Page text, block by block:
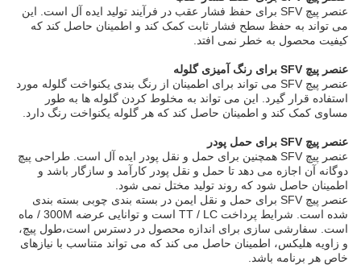
عنصر پیچ SFV برای حفظ فشار عقب در فرآیند تولید ایده آل است. این
می تواند به حفظ سطح فشار ثابت کمک کند و اطمینان حاصل کند که
کیفیت محصول به خطر نمی افتد.
عنصر پیچ SFV برای رنگ آمیزی گلوله
عنصر پیچ SFV می تواند برای اطمینان از رنگ بندی یکنواخت گلوله مورد
استفاده قرار گیرد. این می تواند به مخلوط کردن گلوله ها به طور
مساوی کمک کند و اطمینان حاصل کند که هر گلوله یکنواخت رنگ دارد.
عنصر پیچ SFV برای حمل پودر
عنصر پیچ SFV همچنین برای حمل و نقل پودر ایده آل است. طراحی پیچ
دوگانه آن اجازه می دهد تا حمل و نقل پودر کارآمد و سازگار باشد و
اطمینان حاصل شود که روند تولید مختل نمی شود.
عنصر پیچ SFV برای حمل و نقل ایمن در بسته بندی چوبی بسته بندی
شده است. شرایط پرداخت TT / LC است و توانایی عرضه 300M / ماه
است. سفارشی سازی برای اندازه محصول در دسترس است،طول پیچ،
و زاویه هلیکس، اطمینان حاصل می کند که می تواند متناسب با نیازهای
خاص هر برنامه باشد.